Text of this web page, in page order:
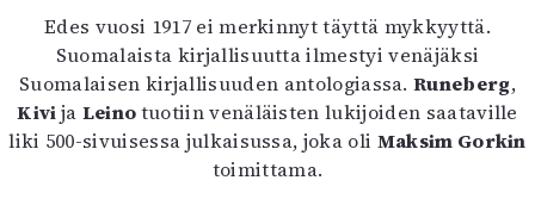
Edes vuosi 1917 ei merkinnyt täyttä mykkyyttä.
Suomalaista kirjallisuutta ilmestyi venäjäksi
Suomalaisen kirjallisuuden antologiassa.Runeberg,
Kivija Leinotuotiin venäläisten lukijoiden saataville
liki 500-sivuisessa julkaisussa, joka oli Maksim Gorkin
toimittama.